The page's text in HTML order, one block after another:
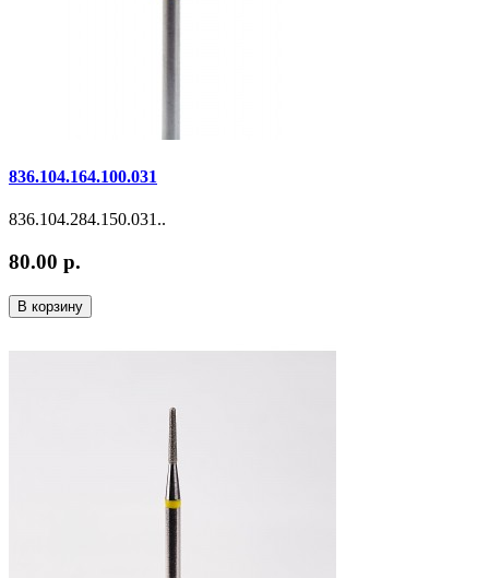
836.104.164.100.031
836.104.284.150.031..
80.00 р.
В корзину